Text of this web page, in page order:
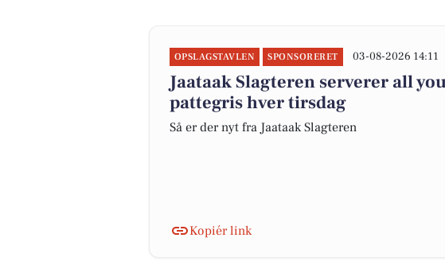
OPSLAGSTAVLEN SPONSORERET 03-08-2026 14:11
Jaataak Slagteren serverer all
pattegris hver tirsdag
Så er der nyt fra Jaataak Slagteren
Kopiér link